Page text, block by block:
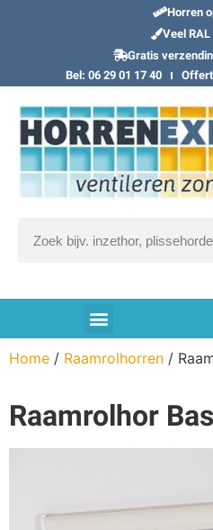
Horren
Veel
Gratis
Bel: 06 29 01 17 40
Home / Raamrolhorren /
Raamrolhor